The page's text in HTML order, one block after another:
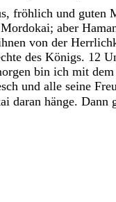
, fröhlich und guten
Mordokai; aber
von der
des Königs. 12
bin ich mit dem
und alle seine
daran hänge. Dann